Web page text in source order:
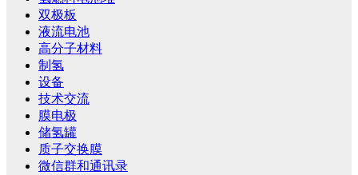
双极板
液流电池
高分子材料
制氢
设备
技术交流
膜电极
储氢罐
质子交换膜
微信群和通讯录